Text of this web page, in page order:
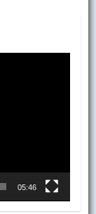
05:46